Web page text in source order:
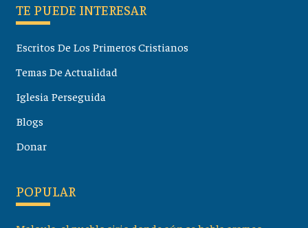
TE PUEDE INTERESAR
Escritos De Los Primeros Cristianos
Temas De Actualidad
Iglesia Perseguida
Blogs
Donar
POPULAR